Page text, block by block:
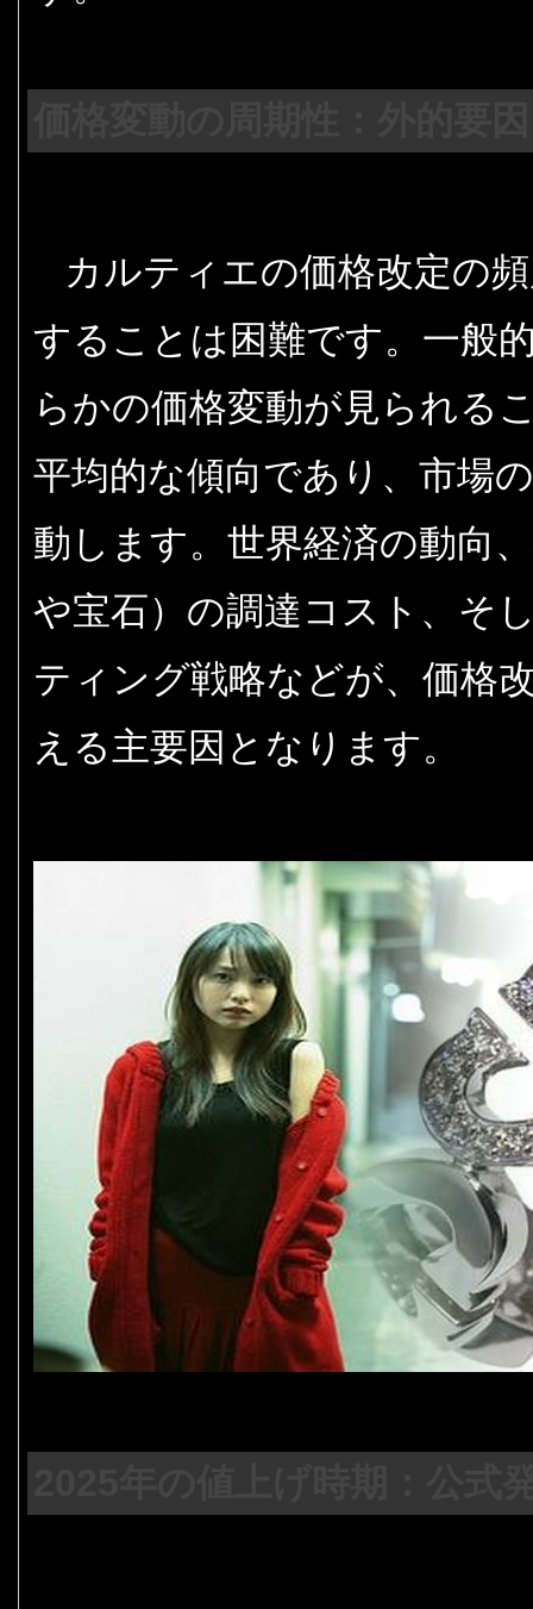
カルティエの価格改定の
することは困難です。一般
らかの価格変動が見られる
平均的な傾向であり、市場
動します。世界経済の動向
や宝石）の調達コスト、そ
ティング戦略などが、価格
える主要因となります。